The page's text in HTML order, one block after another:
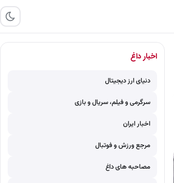
اخبار داغ
دنیای ارز دیجیتال
سرگرمی و فیلم، سریال و بازی
اخبار ایران
مرجع ورزش و فوتبال
مصاحبه های داغ